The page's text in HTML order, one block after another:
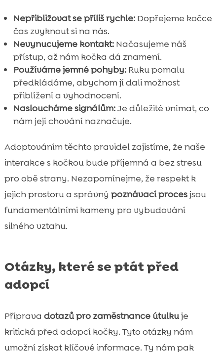
Nepřibližovat se příliš rychle:Dopřejeme kočce
čas zvyknout si na nás.
Nevynucujeme kontakt:Načasujeme náš
přístup, až nám kočka dá znamení.
Používáme jemné pohyby:Ruku pomalu
předkládáme, abychom jí dali možnost
přiblížení a vyhodnocení.
Nasloucháme signálům:Je důležité vnímat, co
nám její chování naznačuje.
Adoptováním těchto pravidel zajistíme, že naše
interakce s kočkou bude příjemná a bez stresu
pro obě strany. Nezapomínejme, že respekt k
jejich prostoru a správný poznávací procesjsou
fundamentálními kameny pro vybudování
silného vztahu.
Otázky, které se ptát před
adopcí
Příprava dotazů pro zaměstnance útulkuje
kritická před adopcí kočky. Tyto otázky nám
umožní získat klíčové informace. Ty nám pak